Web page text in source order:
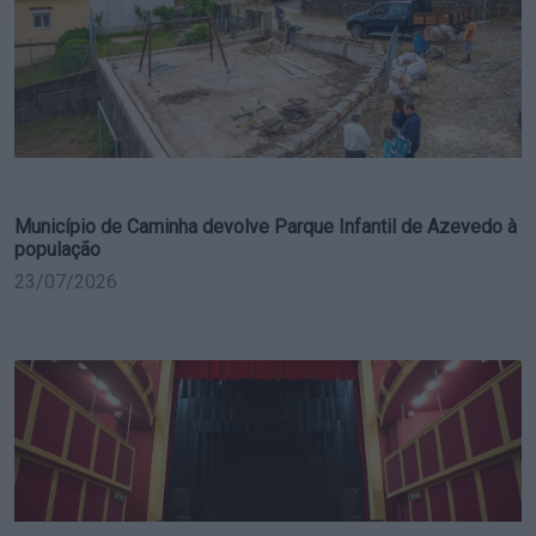
Município de Caminha devolve Parque Infantil de Azevedo à
população
23/07/2026